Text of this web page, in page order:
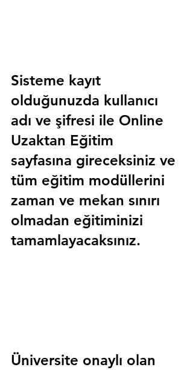
Sisteme kayıt
olduğunuzda kullanıcı
adı ve şifresi ile Online
Uzaktan Eğitim
sayfasına gireceksiniz ve
tüm eğitim modüllerini
zaman ve mekan sınırı
olmadan eğitiminizi
tamamlayacaksınız.
Üniversite onaylı olan